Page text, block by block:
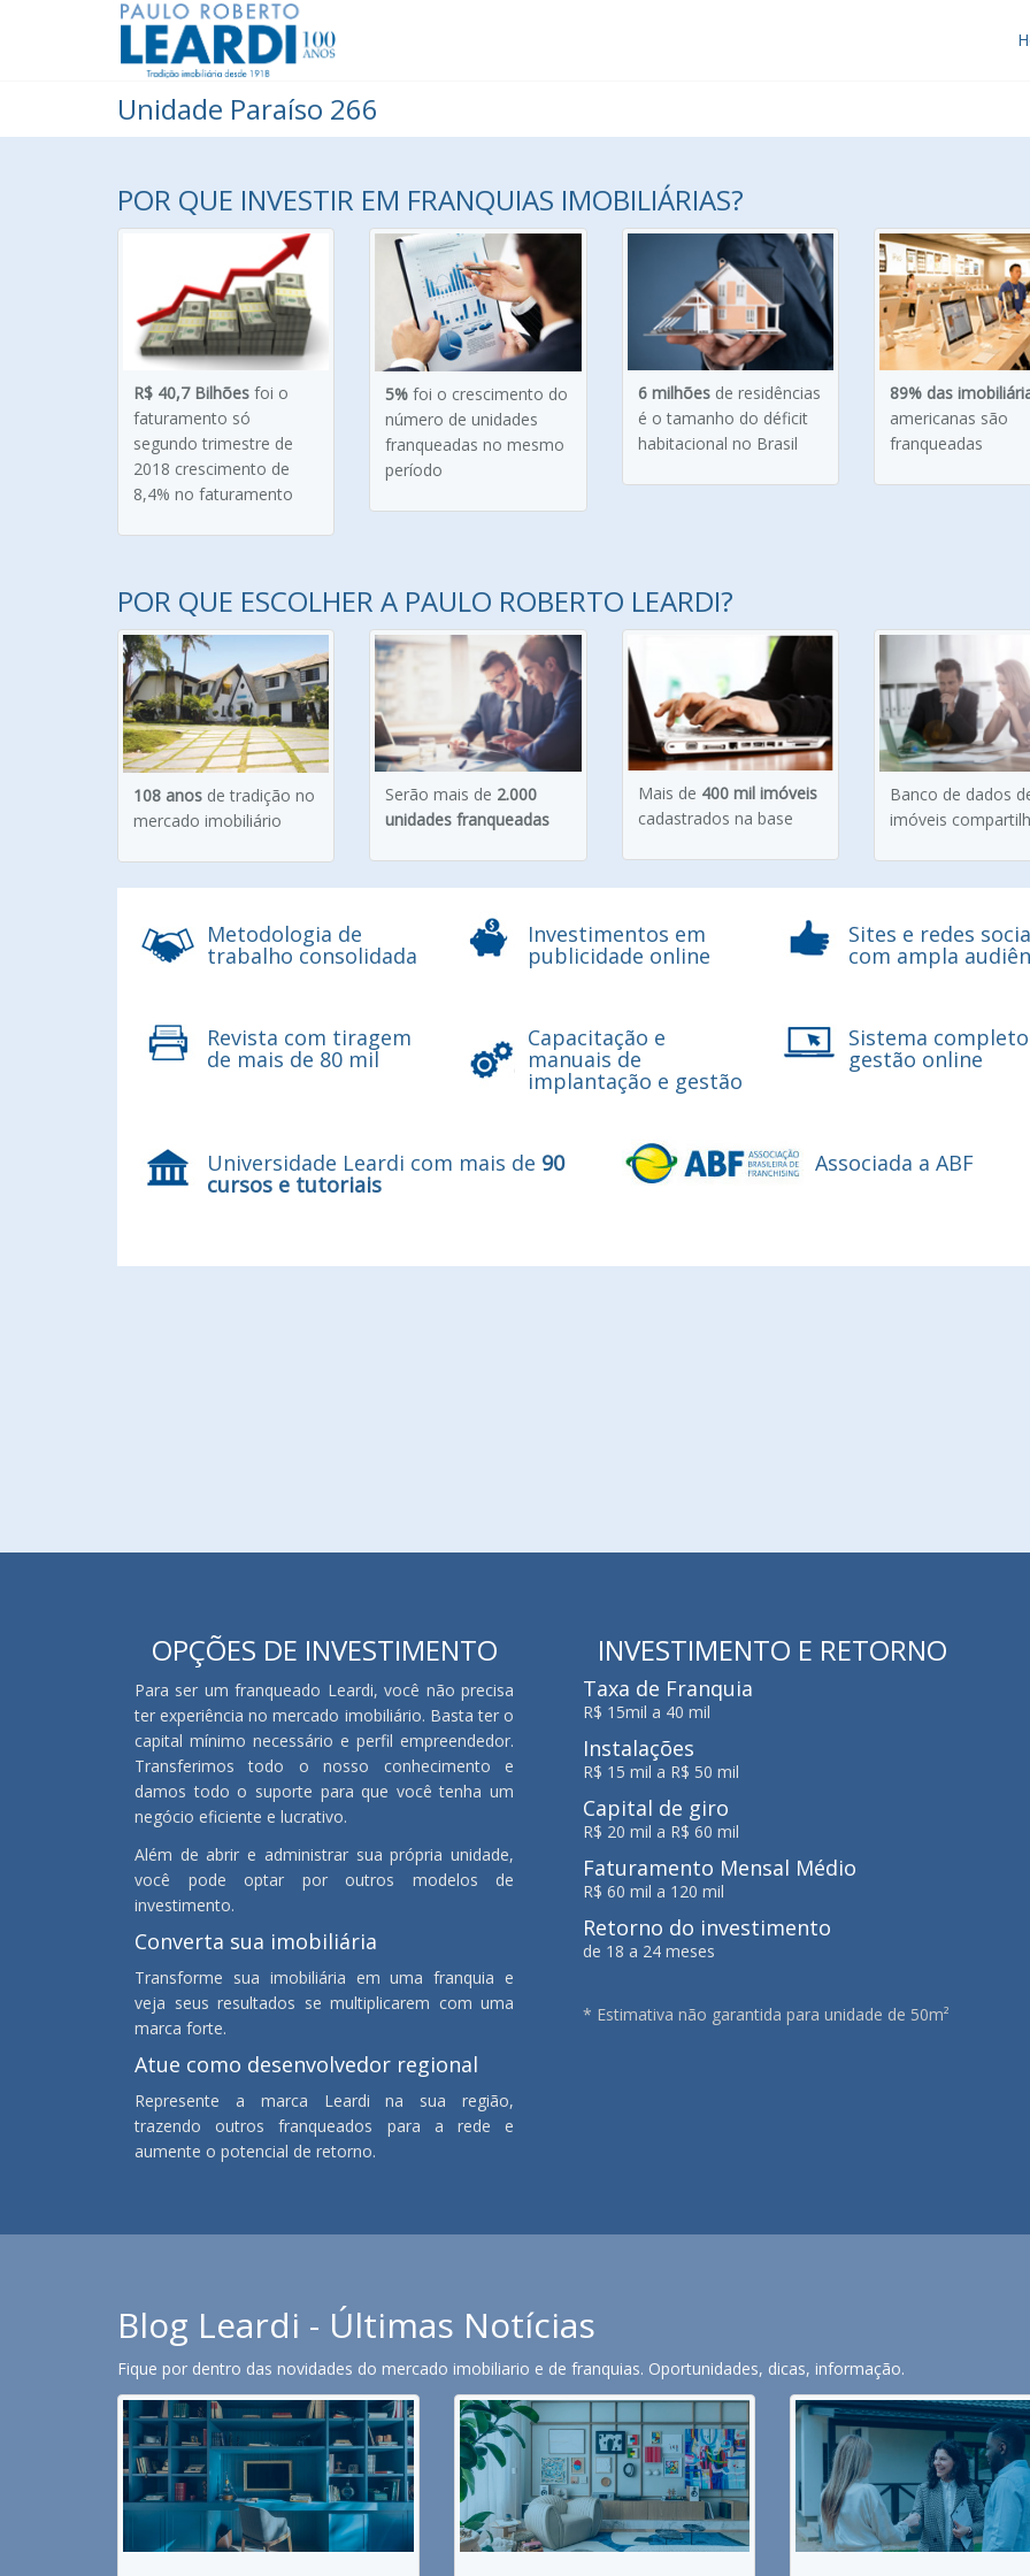
Unidade Paraíso 266
POR QUE INVESTIR EM FRANQUIAS IMOBILIÁRIAS?
R$ 40,7 Bilhões foi o
faturamento só
segundo trimestre de
2018 crescimento de
8,4% no faturamento
5% foi o crescimento do
número de unidades
franqueadas no mesmo
período
6 milhõesde residências
é o tamanho do déficit
habitacional no Brasil
89% das
americanas são
franqueadas
POR QUE ESCOLHER A PAULO ROBERTO LEARDI?
108 anos de tradição no
mercado imobiliário
Serão mais de 2.000
unidades franqueadas
Mais de 400 mil imóveis
cadastrados na base
Banco de dados
imóveis
Metodologia de
trabalho consolidada
Investimentos em
publicidade online
Sites e redes
com ampla
Revista com tiragem
de mais de 80 mil
Capacitação e
manuais de
implantação e gestão
Sistema
gestão online
Universidade Leardi com mais de 90
cursos e tutoriais
Associada a ABF
OPÇÕES DE INVESTIMENTO
Para ser um franqueado Leardi, você não precisa
ter experiência no mercado imobiliário. Basta ter o
capital mínimo necessário e perfil empreendedor.
Transferimos todo o nosso conhecimento e
damos todo o suporte para que você tenha um
negócio eficiente e lucrativo.
Além de abrir e administrar sua própria unidade,
você pode optar por outros modelos de
investimento.
Converta sua imobiliária
Transforme sua imobiliária em uma franquia e
veja seus resultados se multiplicarem com uma
marca forte.
Atue como desenvolvedor regional
Represente a marca Leardi na sua região,
trazendo outros franqueados para a rede e
aumente o potencial de retorno.
INVESTIMENTO E RETORNO
Taxa de Franquia
R$ 15mil a 40 mil
Instalações
R$ 15 mil a R$ 50 mil
Capital de giro
R$ 20 mil a R$ 60 mil
Faturamento Mensal Médio
R$ 60 mil a 120 mil
Retorno do investimento
de 18 a 24 meses
* Estimativa não garantida para unidade de 50m²
Blog Leardi - Últimas Notícias
Fique por dentro das novidades do mercado imobiliario e de franquias. Oportunidades, dicas, informação.